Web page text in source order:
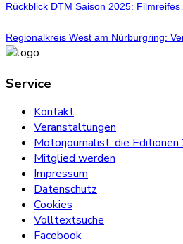
Rückblick DTM Saison 2025:
Regionalkreis West am Nürburgring:
Service
Kontakt
Veranstaltungen
Motorjournalist: die
Mitglied werden
Impressum
Datenschutz
Cookies
Volltextsuche
Facebook